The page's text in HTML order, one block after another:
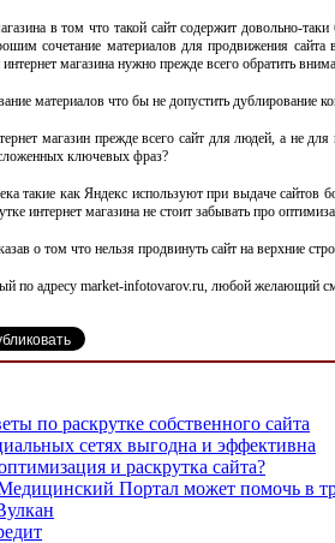
в том что такой сайт содержит довольно-
сочетание материалов для продвижения
магазина нужно прежде всего обратить
материалов что бы не допустить дублирование
магазин прежде всего сайт для людей, а не
ключевых фраз?
такие как Яндекс используют при выдаче сайтов
интернет магазина не стоит забывать про
о том что нельзя продвинуть сайт на верхние
по адресу market-infotovarov.ru, любой желающий
по раскрутке собственного сайта
сетях выгодна и эффективна
и раскрутка сайта?
Портал может помочь в